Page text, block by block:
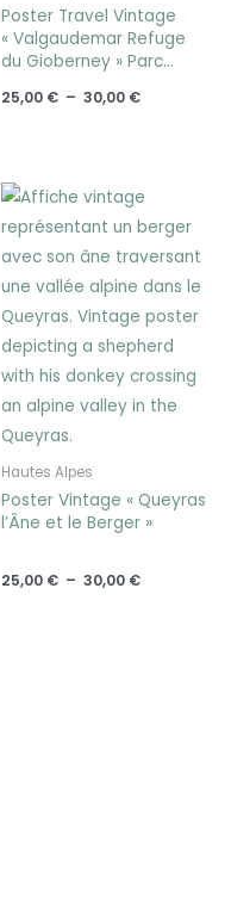
Poster Travel Vintage
« Valgaudemar Refuge
du Gioberney » Parc
25,00 € – 30,00 €
Hautes Alpes
Poster Vintage « Queyras
l’Âne et le Berger »
25,00 € – 30,00 €
Plage
de
prix :
25,00 €
à
30,00 €